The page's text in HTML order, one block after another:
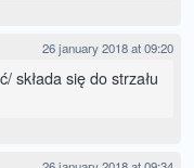
26 january 2018 at 09:20
składa się do strzału